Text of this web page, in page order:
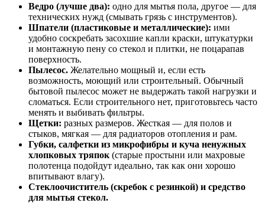
Ведро (лучше два): одно для мытья пола, другое — для
технических нужд (смывать грязь с инструментов).
Шпатели (пластиковые и металлические): ими
удобно соскребать засохшие капли краски, штукатурки
и монтажную пену со стекол и плитки, не поцарапав
поверхность.
Пылесос. Желательно мощный и, если есть
возможность, моющий или строительный. Обычный
бытовой пылесос может не выдержать такой нагрузки и
сломаться. Если строительного нет, приготовьтесь часто
менять и выбивать фильтры.
Щетки: разных размеров. Жесткая — для полов и
стыков, мягкая — для радиаторов отопления и рам.
Губки, салфетки из микрофибры и куча ненужных
хлопковых тряпок (старые простыни или махровые
полотенца подойдут идеально, так как они хорошо
впитывают влагу).
Стеклоочиститель (скребок с резинкой) и средство
для мытья стекол.